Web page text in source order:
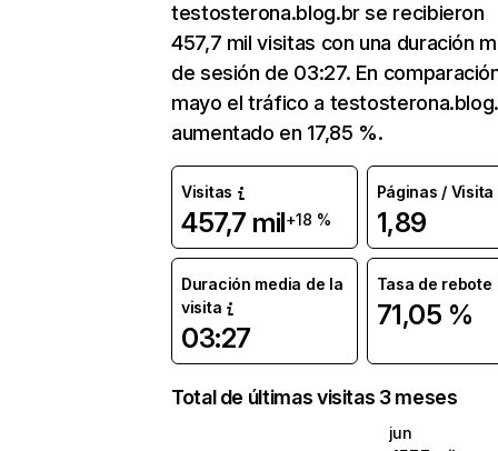
testosterona.blog.br se recibieron
457,7 mil visitas con una duración
de sesión de 03:27. En
mayo el tráfico a
aumentado en 17,85 %.
Visitas
457,7 mil+18 %
Páginas / Visita
1,89
Duración media de la
visita
03:27
Tasa de rebote
71,05 %
Total de últimas visitas 3 meses
jun